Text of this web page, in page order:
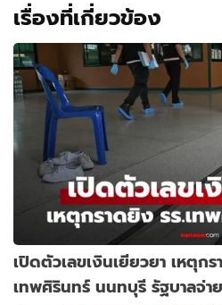
เรื่องที่เกี่ยวข้อง
เปิดตัวเลขเงินเยียวยา เหตุกร
เทพศิรินทร์ นนทบุรี รัฐบาลจ่าย